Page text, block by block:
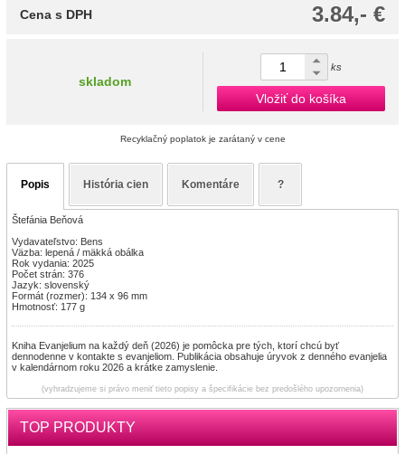
3.84,- €
Cena s DPH
skladom
ks
Vložiť do košíka
Recyklačný poplatok je zarátaný v cene
Popis História cien Komentáre ?
Štefánia Beňová
Vydavateľstvo: Bens
Väzba: lepená / mäkká obálka
Rok vydania: 2025
Počet strán: 376
Jazyk: slovenský
Formát (rozmer): 134 x 96 mm
Hmotnosť: 177 g
Kniha Evanjelium na každý deň (2026) je pomôcka pre tých, ktorí chcú byť
dennodenne v kontakte s evanjeliom. Publikácia obsahuje úryvok z denného evanjelia
v kalendárnom roku 2026 a krátke zamyslenie.
(vyhradzujeme si právo meniť tieto popisy a špecifikácie bez predošlého upozornenia)
TOP PRODUKTY